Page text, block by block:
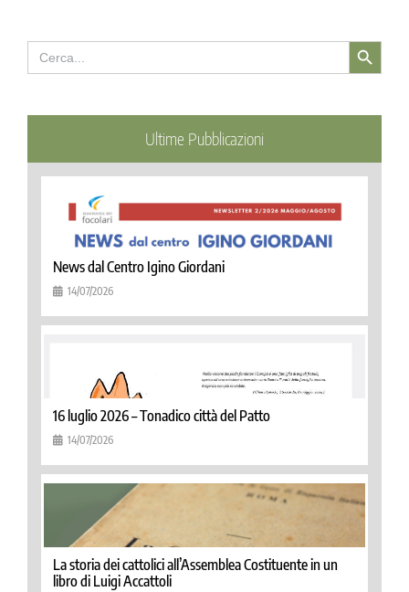
Search
for:
Search Button
Ultime Pubblicazioni
News dal Centro Igino Giordani
14/07/2026
16 luglio 2026 – Tonadico città del Patto
14/07/2026
La storia dei cattolici all’Assemblea Costituente in un
libro di Luigi Accattoli